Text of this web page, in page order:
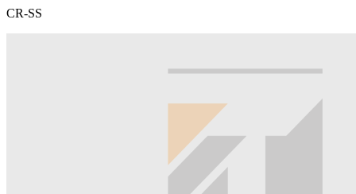
CR-SS